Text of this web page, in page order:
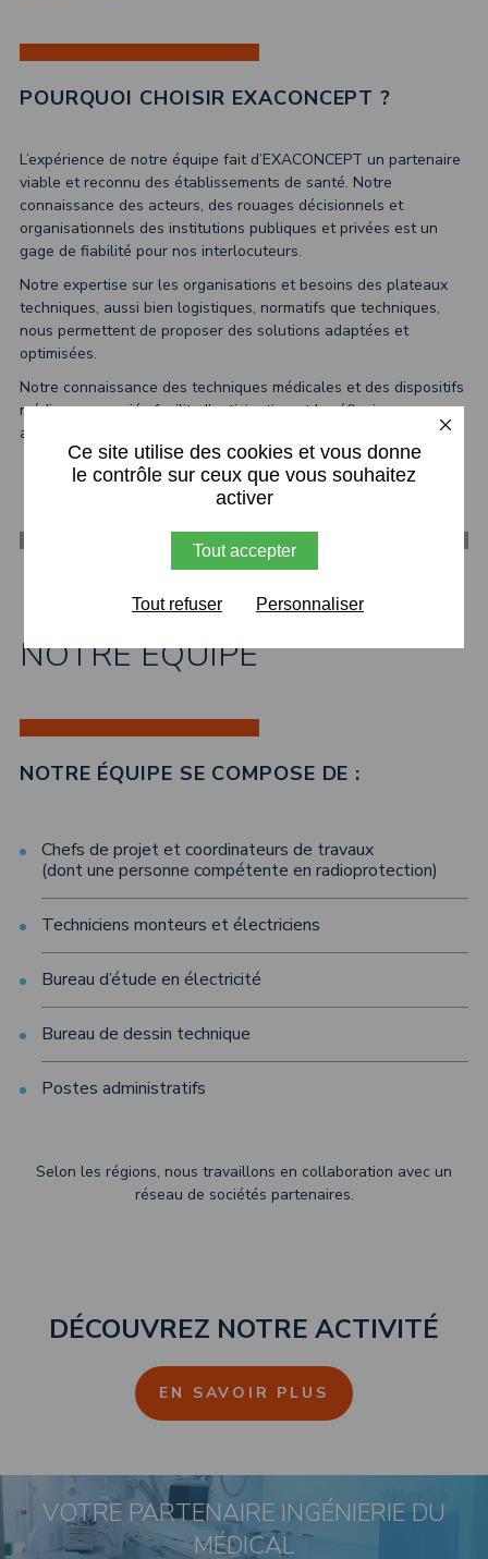
POURQUOI CHOISIR EXACONCEPT ?
L’expérience de notre équipe fait d’EXACONCEPT un partenaire
viable et reconnu des établissements de santé. Notre
connaissance des acteurs, des rouages décisionnels et
organisationnels des institutions publiques et privées est un
gage de fiabilité pour nos interlocuteurs.
Notre expertise sur les organisations et besoins des plateaux
techniques, aussi bien logistiques, normatifs que techniques,
nous permettent de proposer des solutions adaptées et
optimisées.
Notre connaissance des techniques médicales et des dispositifs
médicaux associés facilite l’anticipation et la réflexion
appropriée sur la gestion des projets.
NOTRE ÉQUIPE
NOTRE ÉQUIPE SE COMPOSE DE :
Chefs de projet et coordinateurs de travaux
(dont une personne compétente en radioprotection)
Techniciens monteurs et électriciens
Bureau d’étude en électricité
Bureau de dessin technique
Postes administratifs
Selon les régions, nous travaillons en collaboration avec un
réseau de sociétés partenaires.
DÉCOUVREZ NOTRE ACTIVITÉ
EN SAVOIR PLUS
VOTRE PARTENAIRE INGÉNIERIE DU
MÉDICAL
X
Ce site utilise des cookies et vous donne
le contrôle sur ceux que vous souhaitez
activer
Tout accepter
Tout refuser Personnaliser